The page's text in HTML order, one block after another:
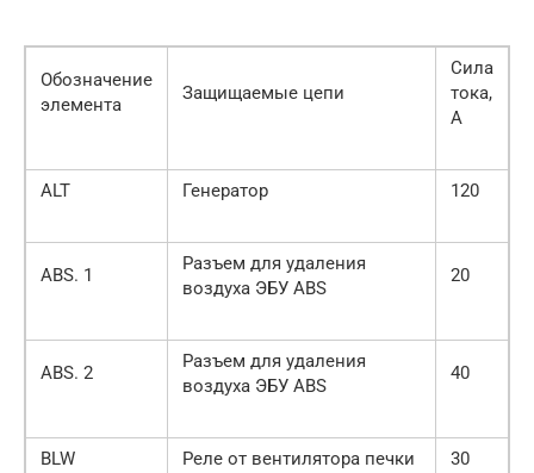
Обозначение
элемента
Защищаемые цепи
Сила
тока,
А
ALT Генератор 120
ABS. 1
Разъем для удаления
воздуха ЭБУ ABS
20
ABS. 2
Разъем для удаления
воздуха ЭБУ ABS
40
BLW Реле от вентилятора печки 30